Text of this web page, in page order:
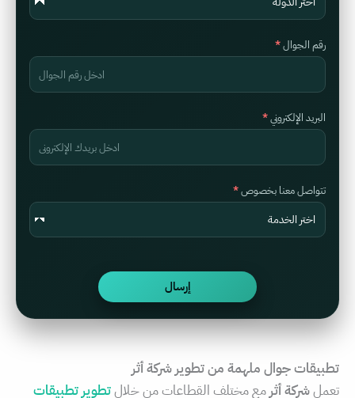
رقم الجوال
البريد الإلكتروني
تتواصل معنا بخصوص
تطبيقات جوال ملهمة من تطوير شركة أثر
تعملشركة أثر مع مختلف القطاعات من خلالتطوير تطبيقات